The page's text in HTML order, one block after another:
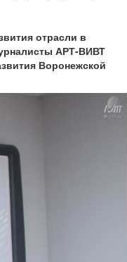
отрасли в
АРТ-ВИВТ
Воронежской